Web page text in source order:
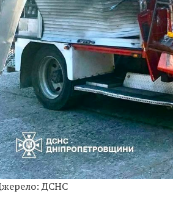
ДСНС